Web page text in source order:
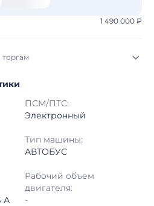
1 490 000 ₽
31.07.2026, 09:10 МСК
07.08.2026, 09:10 МСК
Открытые торги
50 000 ₽
ПСМ/ПТС:
Электронный
Тип машины:
АВТОБУС
А
Рабочий объем
двигателя:
-